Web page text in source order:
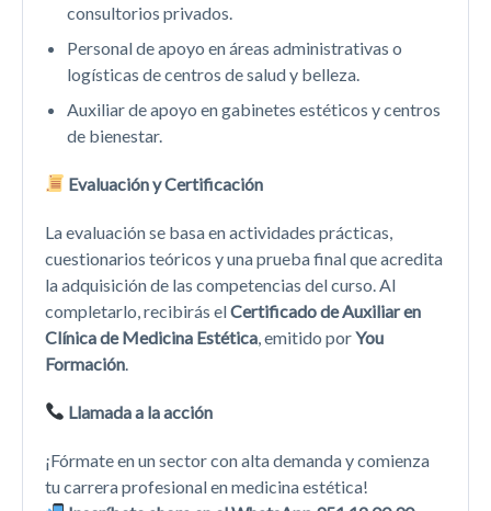
consultorios privados.
Personal de apoyo en áreas administrativas o
logísticas de centros de salud y belleza.
Auxiliar de apoyo en gabinetes estéticos y centros
de bienestar.
Evaluación y Certificación
La evaluación se basa en actividades prácticas,
cuestionarios teóricos y una prueba final que acredita
la adquisición de las competencias del curso. Al
completarlo, recibirás elCertificado de Auxiliar en
Clínica de Medicina Estética , emitido porYou
Formación
Llamada a la acción
¡Fórmate en un sector con alta demanda y comienza
tu carrera profesional en medicina estética!